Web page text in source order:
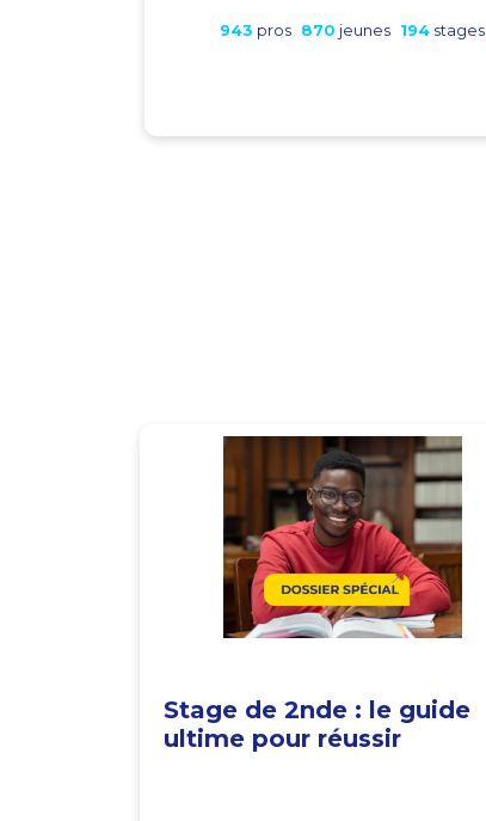
943 pros 870 jeunes 194 stages
Stage de 2nde : le guide
ultime pour réussir